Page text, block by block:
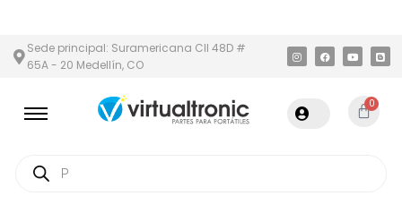
Sede principal: Suramericana Cll 48D #
65A - 20 Medellín, CO
0